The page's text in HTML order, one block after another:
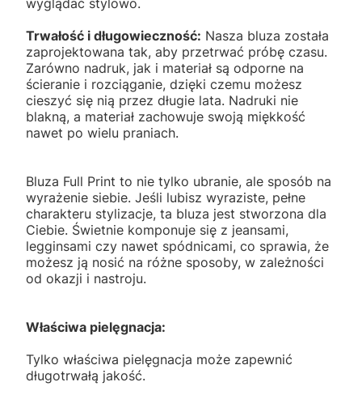
wyglądać stylowo.
Trwałość i długowieczność: Nasza bluza została
zaprojektowana tak, aby przetrwać próbę czasu.
Zarówno nadruk, jak i materiał są odporne na
ścieranie i rozciąganie, dzięki czemu możesz
cieszyć się nią przez długie lata. Nadruki nie
blakną, a materiał zachowuje swoją miękkość
nawet po wielu praniach.
Bluza Full Print to nie tylko ubranie, ale sposób na
wyrażenie siebie. Jeśli lubisz wyraziste, pełne
charakteru stylizacje, ta bluza jest stworzona dla
Ciebie. Świetnie komponuje się z jeansami,
legginsami czy nawet spódnicami, co sprawia, że
możesz ją nosić na różne sposoby, w zależności
od okazji i nastroju.
Właściwa pielęgnacja:
Tylko właściwa pielęgnacja może zapewnić
długotrwałą jakość.